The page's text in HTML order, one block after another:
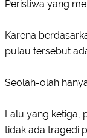
Peristiwa yang
Karena
pulau tersebut
Seolah-olah
Lalu yang ketiga,
tidak ada tragedi